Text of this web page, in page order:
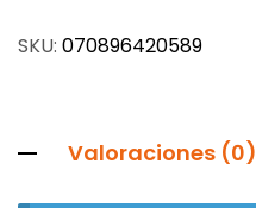
SKU: 070896420589
Valoraciones (0)